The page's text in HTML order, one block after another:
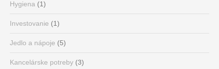
Hygiena (1)
Investovanie (1)
Jedlo a nápoje (5)
Kancelárske potreby (3)